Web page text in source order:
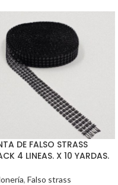
DE FALSO STRASS
4 LINEAS. X 10 YARDAS.
, Falso strass